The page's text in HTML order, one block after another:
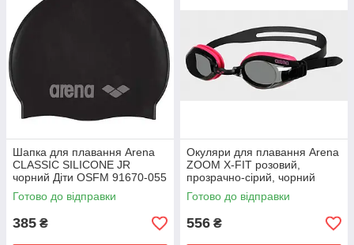
Шапка для плавання Arena
CLASSIC SILICONE JR
чорний Діти OSFM 91670-055
Готово до відправки
385 ₴
Окуляри для плавання Arena
ZOOM X-FIT розовий,
прозрачно-сірий, чорний
Унісекс OSFM 92404-059
Готово до відправки
556 ₴